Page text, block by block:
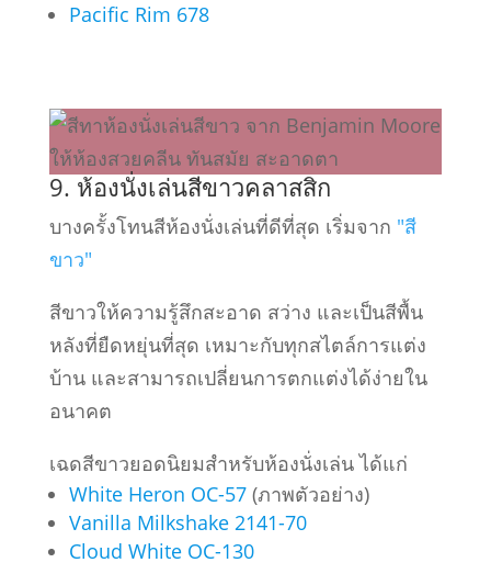
Pacific Rim 678
9. ห้องนั่งเล่นสีขาวคลาสสิก
บางครั้งโทนสีห้องนั่งเล่นที่ดีที่สุด เริ่มจาก "สี
ขาว"
สีขาวให้ความรู้สึกสะอาด สว่าง และเป็นสีพื้น
หลังที่ยืดหยุ่นที่สุด เหมาะกับทุกสไตล์การแต่ง
บ้าน และสามารถเปลี่ยนการตกแต่งได้ง่ายใน
อนาคต
เฉดสีขาวยอดนิยมสำหรับห้องนั่งเล่น ได้แก่
White Heron OC-57(ภาพตัวอย่าง)
Vanilla Milkshake 2141-70
Cloud White OC-130